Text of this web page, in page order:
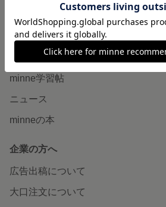
販売支援企画・イベント
読みもの
minneとものづくりと
minne学習帖
ニュース
minneの本
企業の方へ
広告出稿について
大口注文について